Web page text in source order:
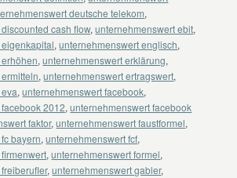
deutsche telekom,
cash flow,unternehmenswert ebit,
,unternehmenswert englisch,
,unternehmenswert erklärung,
,unternehmenswert ertragswert,
,unternehmenswert facebook,
2012,unternehmenswert facebook
faktor,unternehmenswert faustformel,
bayern,unternehmenswert fcf,
,unternehmenswert formel,
,unternehmenswert gabler,